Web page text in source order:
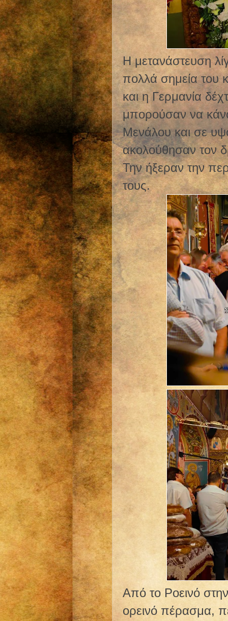
Η μετανάστευση
πολλά σημεία του
και η Γερμανία
μπορούσαν να
Μενάλου και σε
ακολούθησαν τον
Την ήξεραν την
τους.
Από το Ροεινό
ορεινό πέρασμα,